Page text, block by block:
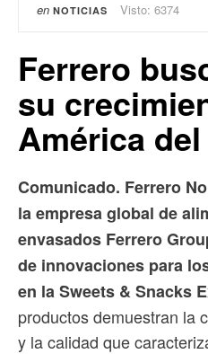
en NOTICIAS Visto: 6374
Ferrero
su
América
Comunicado. Ferrero
la empresa global de
envasados ​​Ferrero
de innovaciones para
en la Sweets & Snacks
productos demuestran la
y la calidad que